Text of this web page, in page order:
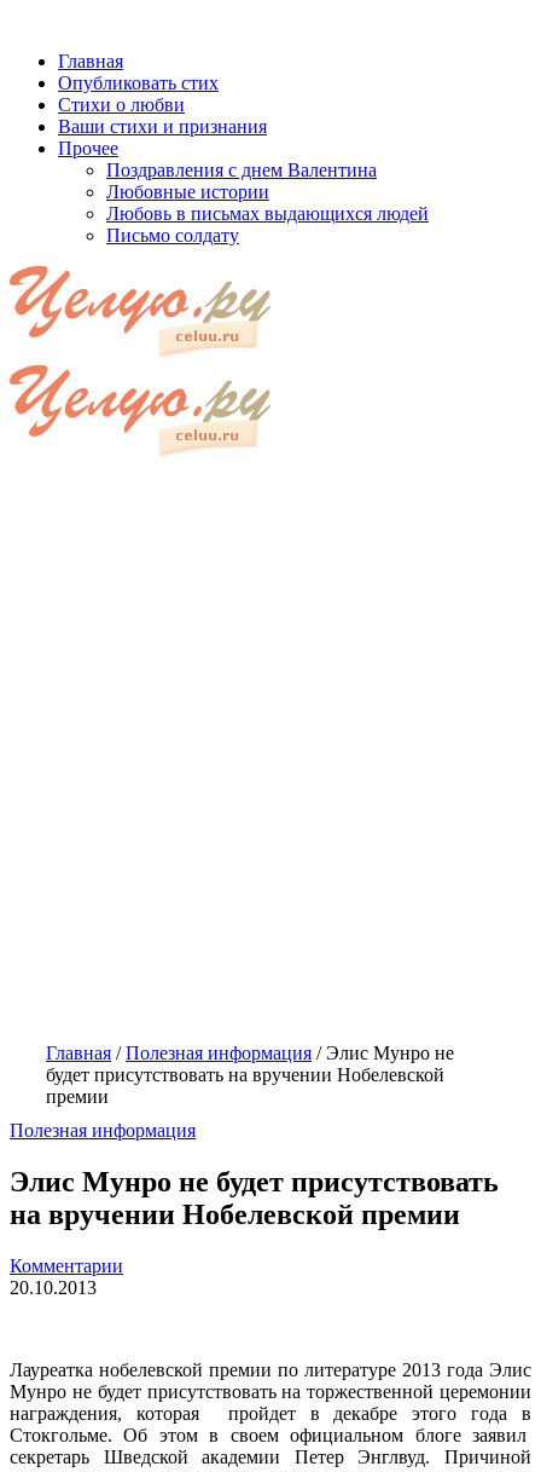
Главная
Опубликовать стих
Стихи о любви
Ваши стихи и признания
Прочее
Поздравления с днем Валентина
Любовные истории
Любовь в письмах выдающихся людей
Письмо солдату
Главная /Полезная информация /Элис Мунро не
будет присутствовать на вручении Нобелевской
премии
Полезная информация
Элис Мунро не будет присутствовать
на вручении Нобелевской премии
Комментарии
20.10.2013
Лауреатка нобелевской премии по литературе 2013 года Элис
Мунро не будет присутствовать на торжественной церемонии
награждения, которая пройдет в декабре этого года в
Стокгольме. Об этом в своем официальном блоге заявил
секретарь Шведской академии Петер Энглвуд. Причиной